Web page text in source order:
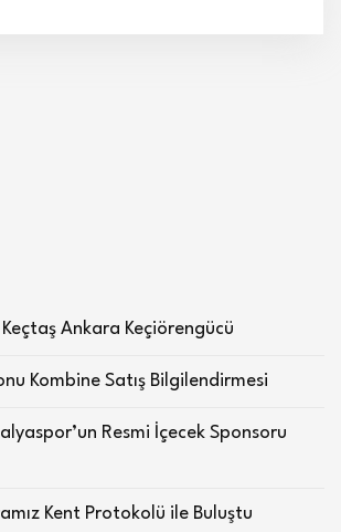
Ankara Keçiörengücü
Kombine Satış Bilgilendirmesi
Resmi İçecek Sponsoru
Kent Protokolü ile Buluştu